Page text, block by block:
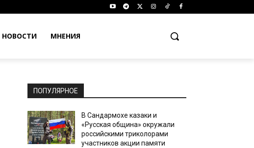
НОВОСТИ МНЕНИЯ
ПОПУЛЯРНОЕ
В Сандармохе казаки и
«Русская община» окружали
российскими триколорами
участников акции памяти